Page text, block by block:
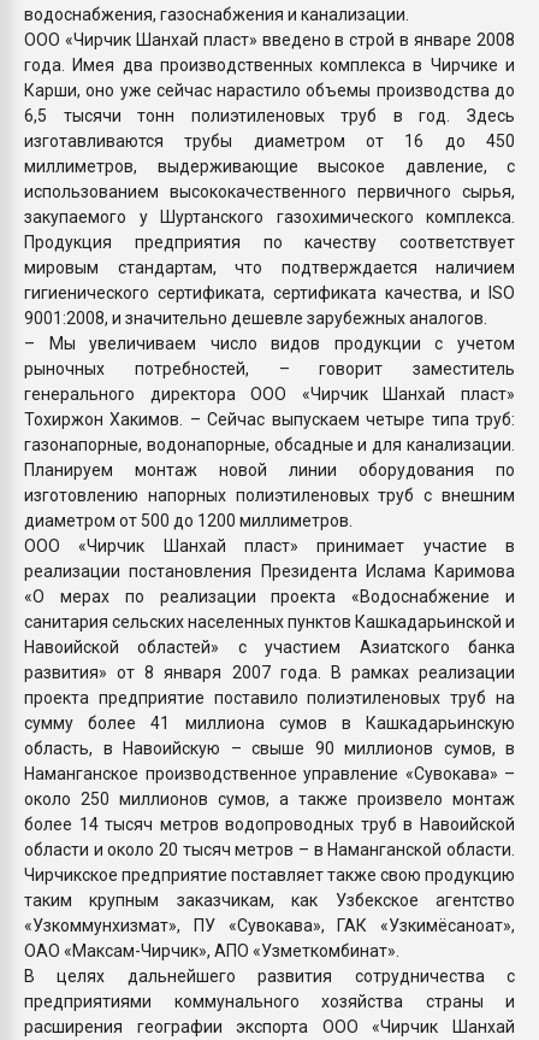
водоснабжения, газоснабжения и канализации.
ООО «Чирчик Шанхай пласт» введено в строй в январе 2008
года. Имея два производственных комплекса в Чирчике и
Карши, оно уже сейчас нарастило объемы производства до
6,5 тысячи тонн полиэтиленовых труб в год. Здесь
изготавливаются трубы диаметром от 16 до 450
миллиметров, выдерживающие высокое давление, с
использованием высококачественного первичного сырья,
закупаемого у Шуртанского газохимического комплекса.
Продукция предприятия по качеству соответствует
мировым стандартам, что подтверждается наличием
гигиенического сертификата, сертификата качества, и ISO
9001:2008, и значительно дешевле зарубежных аналогов.
– Мы увеличиваем число видов продукции с учетом
рыночных потребностей, – говорит заместитель
генерального директора ООО «Чирчик Шанхай пласт»
Тохиржон Хакимов. – Сейчас выпускаем четыре типа труб:
газонапорные, водонапорные, обсадные и для канализации.
Планируем монтаж новой линии оборудования по
изготовлению напорных полиэтиленовых труб с внешним
диаметром от 500 до 1200 миллиметров.
ООО «Чирчик Шанхай пласт» принимает участие в
реализации постановления Президента Ислама Каримова
«О мерах по реализации проекта «Водоснабжение и
санитария сельских населенных пунктов Кашкадарьинской и
Навоийской областей» с участием Азиатского банка
развития» от 8 января 2007 года. В рамках реализации
проекта предприятие поставило полиэтиленовых труб на
сумму более 41 миллиона сумов в Кашкадарьинскую
область, в Навоийскую – свыше 90 миллионов сумов, в
Наманганское производственное управление «Сувокава» –
около 250 миллионов сумов, а также произвело монтаж
более 14 тысяч метров водопроводных труб в Навоийской
области и около 20 тысяч метров – в Наманганской области.
Чирчикское предприятие поставляет также свою продукцию
таким крупным заказчикам, как Узбекское агентство
«Узкоммунхизмат», ПУ «Сувокава», ГАК «Узкимёсаноат»,
ОАО «Максам-Чирчик», АПО «Узметкомбинат».
В целях дальнейшего развития сотрудничества с
предприятиями коммунального хозяйства страны и
расширения географии экспорта ООО «Чирчик Шанхай